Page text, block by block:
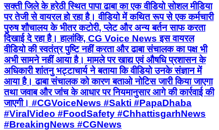
सक्ती जिले के हरेठी स्थित पापा ढाबा का एक वीडियो सोशल मीडिया
पर तेजी से वायरल हो रहा है। वीडियो में कथित रूप से एक कर्मचारी
पुरुष शौचालय के भीतर कटोरी, प्लेट और अन्य बर्तन साफ करता
दिखाई दे रहा है। हालांकि, CG Voice News इस वायरल
वीडियो की स्वतंत्र पुष्टि नहीं करता और ढाबा संचालक का पक्ष भी
अभी सामने नहीं आया है। मामले पर खाद्य एवं औषधि प्रशासन के
अधिकारी शांतनु भट्टाचार्य ने बताया कि वीडियो उनके संज्ञान में
आया है। ढाबा संचालक को कारण बताओ नोटिस जारी किया जाएगा
तथा जवाब और जांच के आधार पर नियमानुसार आगे की कार्रवाई की
जाएगी। #CGVoiceNews #Sakti #PapaDhaba
#ViralVideo #FoodSafety #ChhattisgarhNews
#BreakingNews #CGNews